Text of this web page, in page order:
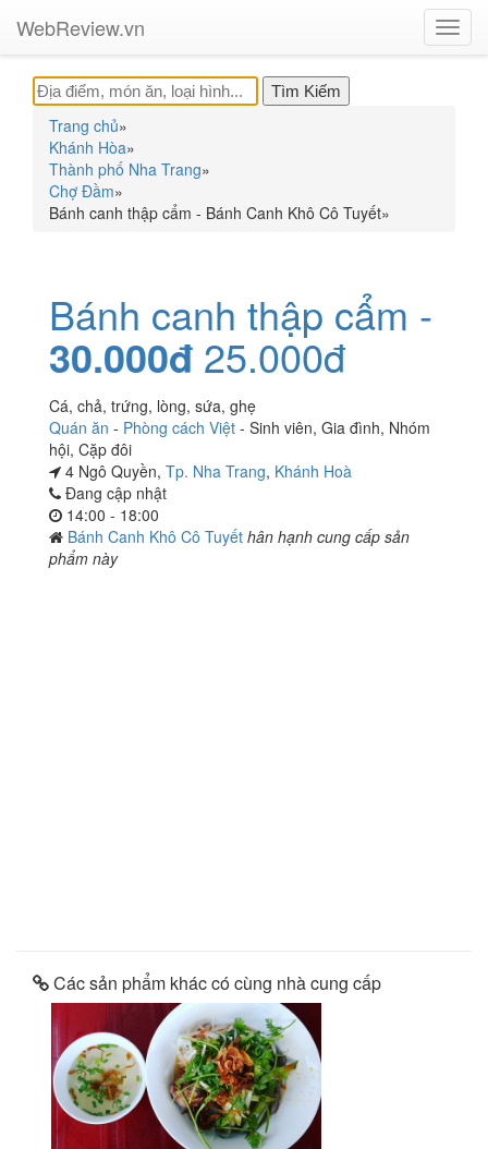
WebReview.vn
Trang chủ»
Khánh Hòa»
Thành phố Nha Trang»
Chợ Đầm»
Bánh canh thập cẩm - Bánh Canh Khô Cô Tuyết»
Bánh canh thập cẩm -
30.000đ 25.000đ
Cá, chả, trứng, lòng, sứa, ghẹ
Quán ăn - Phòng cách Việt - Sinh viên, Gia đình, Nhóm
hội, Cặp đôi
4 Ngô Quyền, Tp. Nha Trang, Khánh Hoà
Đang cập nhật
14:00 - 18:00
Bánh Canh Khô Cô Tuyết hân hạnh cung cấp sản
phẩm này
Các sản phẩm khác có cùng nhà cung cấp